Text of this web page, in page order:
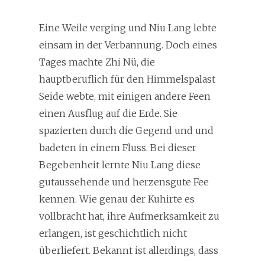
Eine Weile verging und Niu Lang lebte
einsam in der Verbannung. Doch eines
Tages machte Zhi Nü, die
hauptberuflich für den Himmelspalast
Seide webte, mit einigen andere Feen
einen Ausflug auf die Erde. Sie
spazierten durch die Gegend und und
badeten in einem Fluss. Bei dieser
Begebenheit lernte Niu Lang diese
gutaussehende und herzensgute Fee
kennen. Wie genau der Kuhirte es
vollbracht hat, ihre Aufmerksamkeit zu
erlangen, ist geschichtlich nicht
überliefert. Bekannt ist allerdings, dass